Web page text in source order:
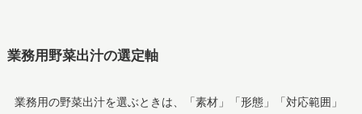
業務用野菜出汁の選定軸
業務用の野菜出汁を選ぶときは、「素材」「形態」「対応範囲」